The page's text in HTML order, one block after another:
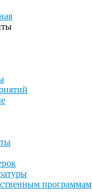
программам